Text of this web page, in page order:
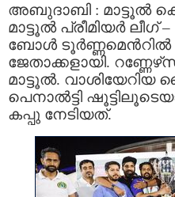
അബുദാബി : മാട്ടൂൽ കെ.
മാട്ടൂൽ പ്രീമിയർ
ബോള്‍ ടൂര്‍ണ്ണമെന്‍റില്‍
ജേതാക്കളായി.
മാട്ടൂല്‍.
പെനാൽട്ടി
കപ്പു നേടിയത്.